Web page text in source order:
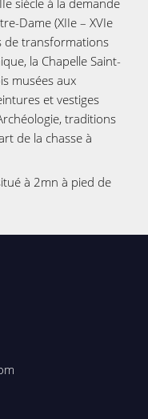
siècle à la demande
Dame (XIIe – XVIe
de transformations
la Chapelle Saint-
musées aux
et vestiges
traditions
de la chasse à
à 2mn à pied de